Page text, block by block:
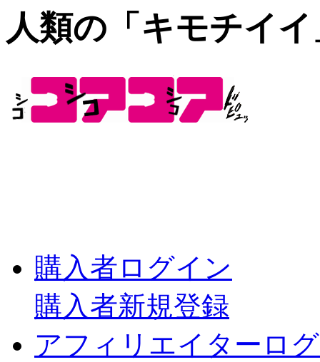
人類の「キモチイ
購入者ログイン
購入者新規登録
アフィリエイターロ